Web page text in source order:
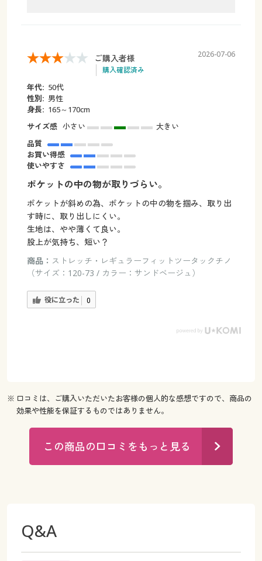
ご購入者様
購入確認済み
2026-07-06
年代: 50代
性別: 男性
身長: 165～170cm
サイズ感 小さい
大きい
品質
お買い得感
使いやすさ
ポケットの中の物が取りづらい。
ポケットが斜めの為、ポケットの中の物を掴み、取り出
す時に、取り出しにくい。
生地は、やや薄くて良い。
股上が気持ち、短い？
商品： ストレッチ・レギュラーフィットツータックチノ
（サイズ：120-73 / カラー：サンドベージュ）
役に立った 0
※ 口コミは、ご購入いただいたお客様の個人的な感想ですので、商品の
効果や性能を保証するものではありません。
この商品の口コミをもっと見る
Q&A